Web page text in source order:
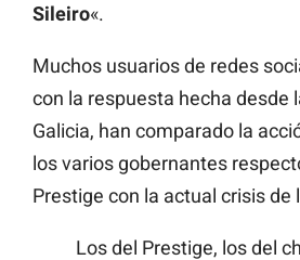
Sileiro«.
Muchos usuarios de redes
con la respuesta hecha desde
Galicia, han comparado la
los varios gobernantes
Prestige con la actual crisis de
Los del Prestige, los del